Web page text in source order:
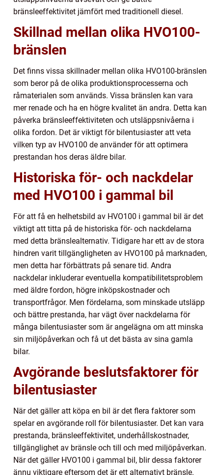
bränsleeffektivitet jämfört med traditionell diesel.
Skillnad mellan olika HVO100-
bränslen
Det finns vissa skillnader mellan olika HVO100-bränslen
som beror på de olika produktionsprocesserna och
råmaterialen som används. Vissa bränslen kan vara
mer renade och ha en högre kvalitet än andra. Detta kan
påverka bränsleeffektiviteten och utsläppsnivåerna i
olika fordon. Det är viktigt för bilentusiaster att veta
vilken typ av HVO100 de använder för att optimera
prestandan hos deras äldre bilar.
Historiska för- och nackdelar
med HVO100 i gammal bil
För att få en helhetsbild av HVO100 i gammal bil är det
viktigt att titta på de historiska för- och nackdelarna
med detta bränslealternativ. Tidigare har ett av de stora
hindren varit tillgängligheten av HVO100 på marknaden,
men detta har förbättrats på senare tid. Andra
nackdelar inkluderar eventuella kompatibilitetsproblem
med äldre fordon, högre inköpskostnader och
transportfrågor. Men fördelarna, som minskade utsläpp
och bättre prestanda, har vägt över nackdelarna för
många bilentusiaster som är angelägna om att minska
sin miljöpåverkan och få ut det bästa av sina gamla
bilar.
Avgörande beslutsfaktorer för
bilentusiaster
När det gäller att köpa en bil är det flera faktorer som
spelar en avgörande roll för bilentusiaster. Det kan vara
prestanda, bränsleeffektivitet, underhållskostnader,
tillgänglighet av bränsle och till och med miljöpåverkan.
När det gäller HVO100 i gammal bil, blir dessa faktorer
ännu viktigare eftersom det är ett alternativt bränsle.